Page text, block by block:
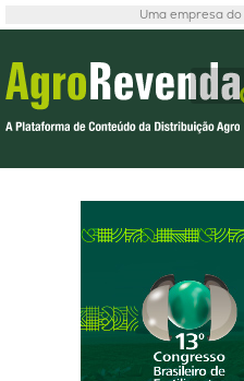
Uma empresa do